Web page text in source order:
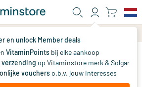
en unlock Member deals
VitaminPoints bij elke aankoop
verzending op Vitaminstore merk & Solgar
voucherso.b.v. jouw interesses
klanten per jaar
13.